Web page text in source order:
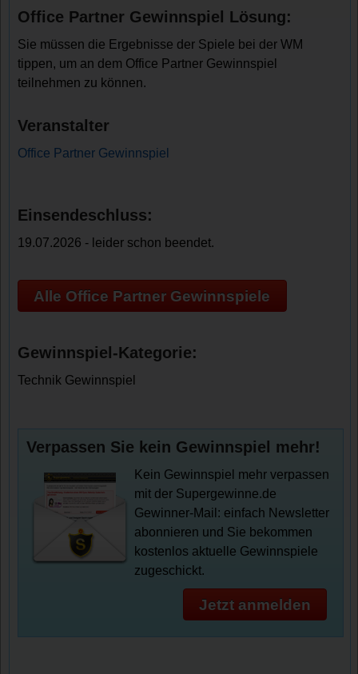
Office Partner Gewinnspiel Lösung:
Sie müssen die Ergebnisse der Spiele bei der WM
tippen, um an dem Office Partner Gewinnspiel
teilnehmen zu können.
Veranstalter
Office Partner Gewinnspiel
Einsendeschluss:
19.07.2026 - leider schon beendet.
Alle Office Partner Gewinnspiele
Gewinnspiel-Kategorie:
Technik Gewinnspiel
Verpassen Sie kein Gewinnspiel mehr!
Kein Gewinnspiel mehr verpassen
mit der Supergewinne.de
Gewinner-Mail: einfach Newsletter
abonnieren und Sie bekommen
kostenlos aktuelle Gewinnspiele
zugeschickt.
Jetzt anmelden